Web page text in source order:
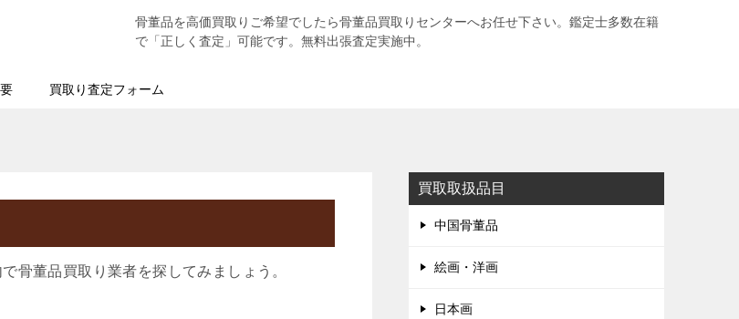
骨董品を高価買取りご希望でしたら骨董品買取りセンターへお任せ下さい。鑑定士多数在籍
で「正しく査定」可能です。無料出張査定実施中。
買取り査定フォーム
骨董品買取り業者を探してみましょう。
買取取扱品目
中国骨董品
絵画・洋画
日本画